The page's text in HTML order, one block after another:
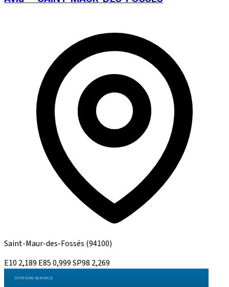
Saint-Maur-des-Fossés (94100)
E10 2,189 E850,999SP98 2,269